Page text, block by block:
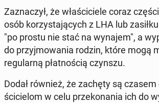
Za­zna­czył, że wła­ści­cie­le coraz
osób ko­rzy­sta­ją­cych z LHA lub
"po prostu nie stać na wynajem", a
do przyj­mo­wa­nia rodzin, które mogą
re­gu­lar­ną płat­no­ścią czynszu.
Dodał również, że zachęty są
ści­cie­lom w celu prze­ko­na­nia ich do